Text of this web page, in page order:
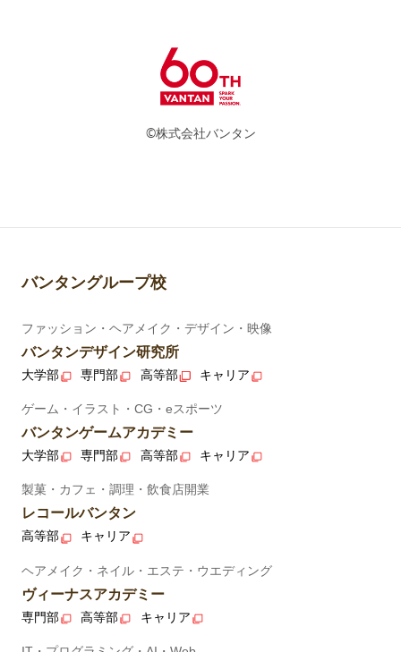
©株式会社バンタン
バンタングループ校
ファッション・ヘアメイク・デザイン・映像
バンタンデザイン研究所
大学部 専門部 高等部 キャリア
ゲーム・イラスト・CG・eスポーツ
バンタンゲームアカデミー
大学部 専門部 高等部 キャリア
製菓・カフェ・調理・飲食店開業
レコールバンタン
高等部 キャリア
ヘアメイク・ネイル・エステ・ウエディング
ヴィーナスアカデミー
専門部 高等部 キャリア